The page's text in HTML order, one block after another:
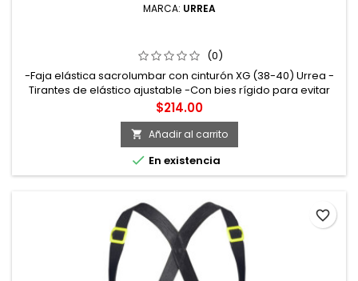
MARCA: URREA
(0)
-Faja elástica sacrolumbar con cinturón XG (38-40) Urrea -
Tirantes de elástico ajustable -Con bies rígido para evitar
cualquier deformación en el producto -Cinturón rígido
reforzado -Banda elástica de ajuste. Sistema de sujeción
con Velcro® -Fabricada con resistentes varillas flexibles que
brindan soporte en la región sacrolumbar y ajuste en el
abdomen...
Precio
$214.00
 Añadir al carrito
 En existencia
favorite_border